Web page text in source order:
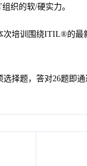
织的软/硬实力。
训围绕ITIL®的最
择题，答对26题即